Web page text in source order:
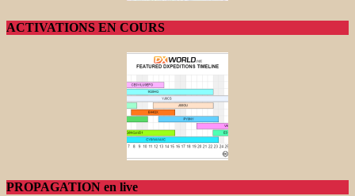
ACTIVATIONS EN COURS
PROPAGATION en live